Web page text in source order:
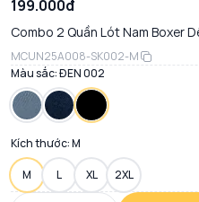
199.000đ
Combo 2 Quần Lót Nam Boxer
MCUN25A008-SK002-M
Màu sắc:ĐEN 002
Kích thước:M
M L XL 2XL